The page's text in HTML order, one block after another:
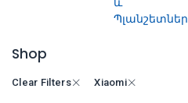
և
Պլանշետներ
Shop
Clear Filters Xiaomi